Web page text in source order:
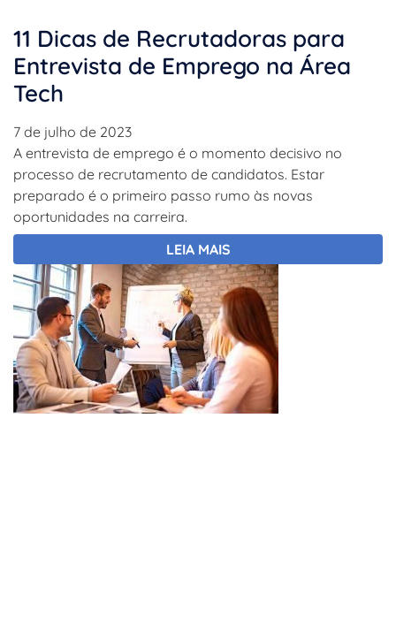
11 Dicas de Recrutadoras para
Entrevista de Emprego na Área
Tech
7 de julho de 2023
A entrevista de emprego é o momento decisivo no
processo de recrutamento de candidatos. Estar
preparado é o primeiro passo rumo às novas
oportunidades na carreira.
LEIA MAIS